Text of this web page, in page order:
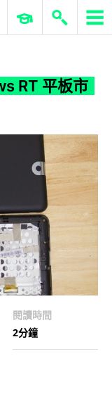
RT 平板市場
ERP 與商業 AI
RT 平板市
閱讀時間
2分鐘